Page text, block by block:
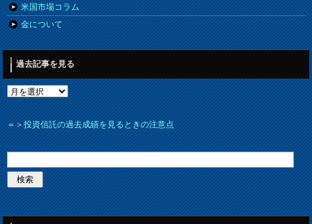
米国市場コラム
金について
過去記事を見る
＝＞投資信託の過去成績を見るときの注意点